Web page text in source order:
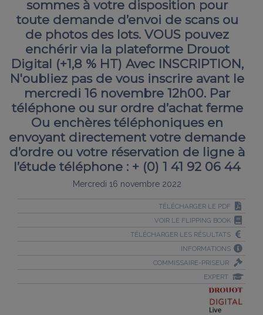
sommes à votre disposition pour
toute demande d’envoi de scans ou
de photos des lots. VOUS pouvez
enchérir via la plateforme Drouot
Digital (+1,8 % HT) Avec INSCRIPTION,
N'oubliez pas de vous inscrire avant le
mercredi 16 novembre 12h00. Par
téléphone ou sur ordre d’achat ferme
Ou enchères téléphoniques en
envoyant directement votre demande
d’ordre ou votre réservation de ligne à
l’étude téléphone : + (0) 1 41 92 06 44
Mercredi 16 novembre 2022
TÉLÉCHARGER LE PDF
VOIR LE FLIPPING BOOK
TÉLÉCHARGER LES RÉSULTATS
INFORMATIONS
COMMISSAIRE-PRISEUR
EXPERT